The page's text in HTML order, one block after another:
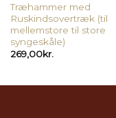
Træhammer med
Ruskindsovertræk (til
mellemstore til store
syngeskåle)
269,00kr.